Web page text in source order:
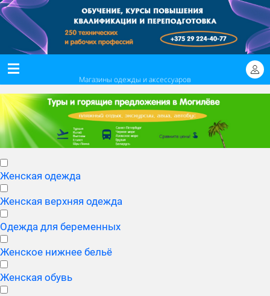
Магазины одежды и аксессуаров
Женская одежда
Женская верхняя одежда
Одежда для беременных
Женское нижнее бельё
Женская обувь